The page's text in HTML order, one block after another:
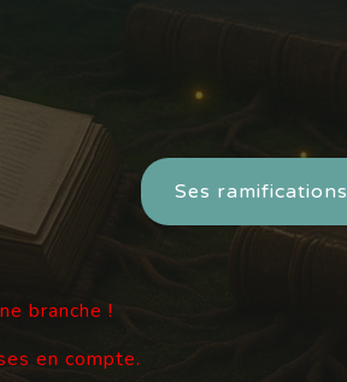
Ses ramifications
branche !
en compte.